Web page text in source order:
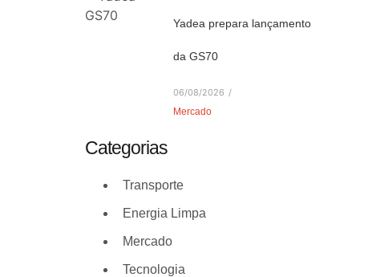
Yadea prepara lançamento
da GS70
06/08/2026 /
Mercado
Categorias
Transporte
Energia Limpa
Mercado
Tecnologia